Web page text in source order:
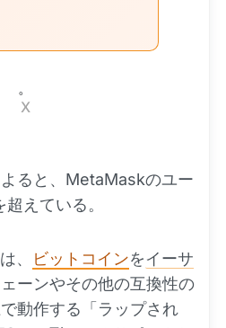
。
X
ると、MetaMaskのユー
えている。
、 ビットコインをイーサ
ーンやその他の互換性の
動作する「ラップされ